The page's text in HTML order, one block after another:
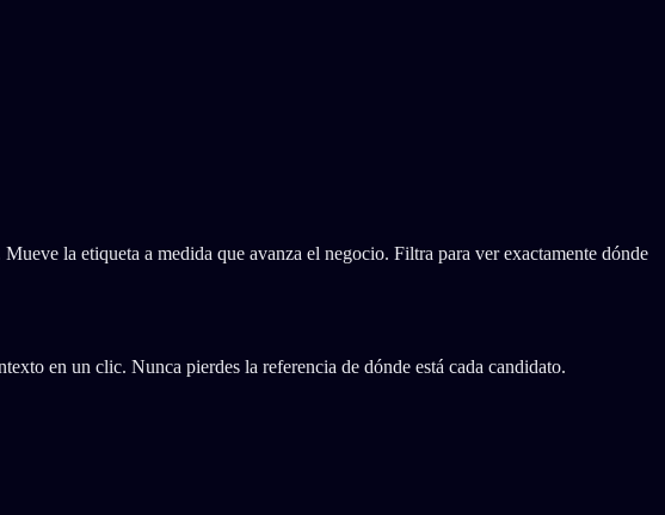
la etiqueta a medida que avanza el negocio. Filtra para ver exactamente dónde
en un clic. Nunca pierdes la referencia de dónde está cada candidato.